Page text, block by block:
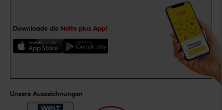
Downloade die Netto plus App!
Unsere Auszeichnungen